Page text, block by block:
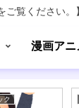
ご覧ください。】
漫画アニ
ク